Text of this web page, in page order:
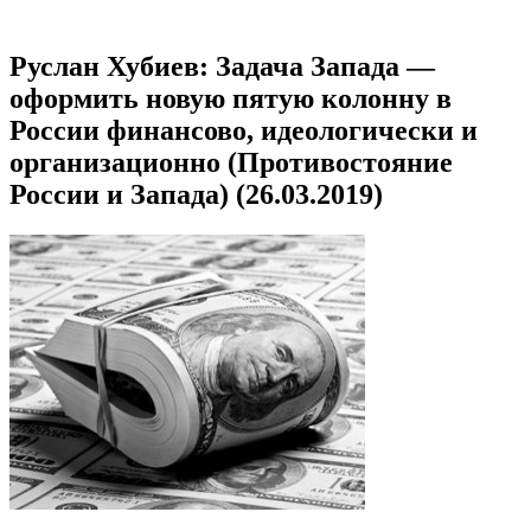
Руслан Хубиев: Задача Запада —
оформить новую пятую колонну в
России финансово, идеологически и
организационно (Противостояние
России и Запада) (26.03.2019)